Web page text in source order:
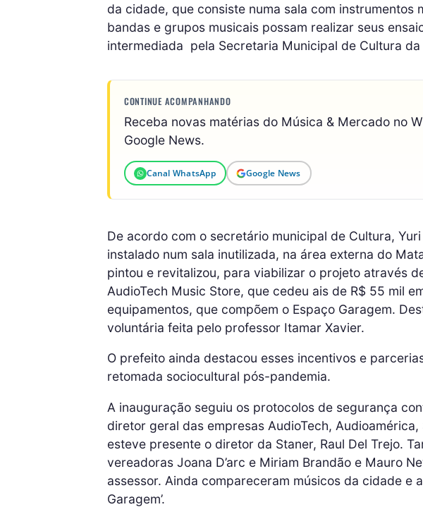
da cidade, que consiste numa sala com instrumentos
bandas e grupos musicais possam realizar seus
intermediada pela Secretaria Municipal de Cultura
CONTINUE ACOMPANHANDO
Receba novas matérias do Música & Mercado no
Google News.
Canal WhatsApp Google News
De acordo com o secretário municipal de Cultura,
instalado num sala inutilizada, na área externa do
pintou e revitalizou, para viabilizar o projeto através
AudioTech Music Store, que cedeu ais de R$ 55 mil
equipamentos, que compõem o Espaço Garagem.
voluntária feita pelo professor Itamar Xavier.
O prefeito ainda destacou esses incentivos e
retomada sociocultural pós-pandemia.
A inauguração seguiu os protocolos de segurança
diretor geral das empresas AudioTech,
esteve presente o diretor da Staner, Raul Del Trejo.
vereadoras Joana D’arc e Miriam Brandão e Mauro
assessor. Ainda compareceram músicos da cidade e
Garagem’.